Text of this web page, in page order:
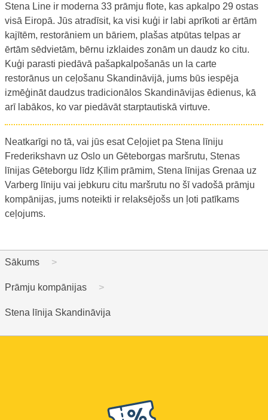
Stena Line ir moderna 33 prāmju flote, kas apkalpo 29 ostas
visā Eiropā. Jūs atradīsit, ka visi kuģi ir labi aprīkoti ar ērtām
kajītēm, restorāniem un bāriem, plašas atpūtas telpas ar
ērtām sēdvietām, bērnu izklaides zonām un daudz ko citu.
Kuģi parasti piedāvā pašapkalpošanās un la carte
restorānus un ceļošanu Skandināvijā, jums būs iespēja
izmēģināt daudzus tradicionālos Skandināvijas ēdienus, kā
arī labākos, ko var piedāvāt starptautiskā virtuve.
Neatkarīgi no tā, vai jūs esat Ceļojiet pa Stena līniju
Frederikshavn uz Oslo un Gēteborgas maršrutu, Stenas
līnijas Gēteborgu līdz Ķīlim prāmim, Stena līnijas Grenaa uz
Varberg līniju vai jebkuru citu maršrutu no šī vadošā prāmju
kompānijas, jums noteikti ir relaksējošs un ļoti patīkams
ceļojums.
Sākums
Prāmju kompānijas
Stena līnija Skandināvija